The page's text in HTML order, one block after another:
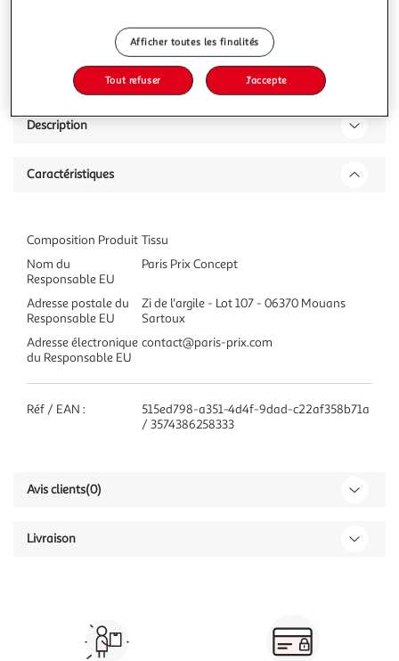
Description
Caractéristiques
Composition Produit Tissu
Nom du
Responsable EU
Paris Prix Concept
Adresse postale du
Responsable EU
Zi de l'argile - Lot 107 - 06370 Mouans
Sartoux
Adresse électronique
du Responsable EU
contact@paris-prix.com
Réf / EAN :
515ed798-a351-4d4f-9dad-c22af358b71a
/ 3574386258333
Avis clients(0)
Livraison
Afficher toutes les finalités
Tout refuser J'accepte